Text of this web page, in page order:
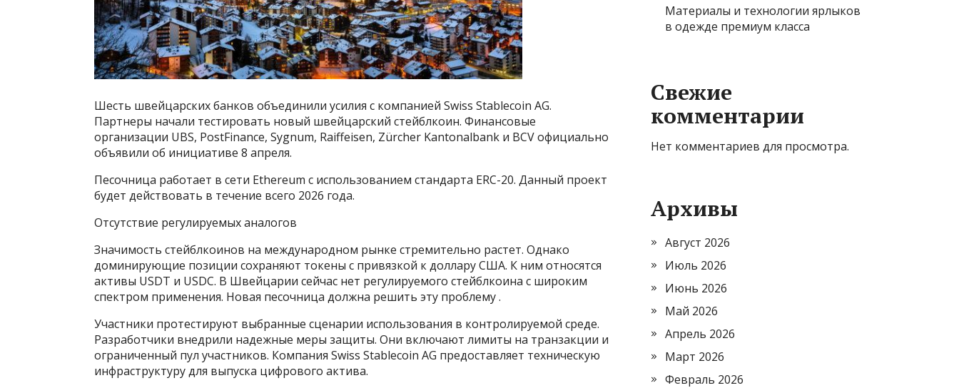
Шесть швейцарских банков объединили усилия с компанией Swiss Stablecoin AG.
Партнеры начали тестировать новый швейцарский стейблкоин. Финансовые
организации UBS, PostFinance, Sygnum, Raiffeisen, Zürcher Kantonalbank и BCV официально
объявили об инициативе 8 апреля.
Песочница работает в сети Ethereum с использованием стандарта ERC-20. Данный проект
будет действовать в течение всего 2026 года.
Отсутствие регулируемых аналогов
Значимость стейблкоинов на международном рынке стремительно растет. Однако
доминирующие позиции сохраняют токены с привязкой к доллару США. К ним относятся
активы USDT и USDC. В Швейцарии сейчас нет регулируемого стейблкоина с широким
спектром применения. Новая песочница должна решить эту проблему .
Участники протестируют выбранные сценарии использования в контролируемой среде.
Разработчики внедрили надежные меры защиты. Они включают лимиты на транзакции и
ограниченный пул участников. Компания Swiss Stablecoin AG предоставляет техническую
инфраструктуру для выпуска цифрового актива.
Материалы и технологии ярлыков
в одежде премиум класса
Свежие
комментарии
Нет комментариев для просмотра.
Архивы
Август 2026
Июль 2026
Июнь 2026
Май 2026
Апрель 2026
Март 2026
Февраль 2026